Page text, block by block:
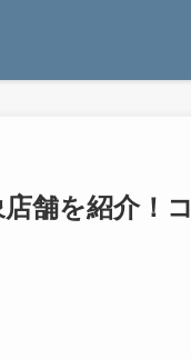
舗を紹介！コ